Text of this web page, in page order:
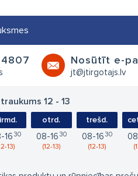
Nosūtīt e-
jt@jtirgotajs.lv
12 - 13
16 30
13
otrd.
08 16 30
12 13
trešd.
08 16 30
12 13
08